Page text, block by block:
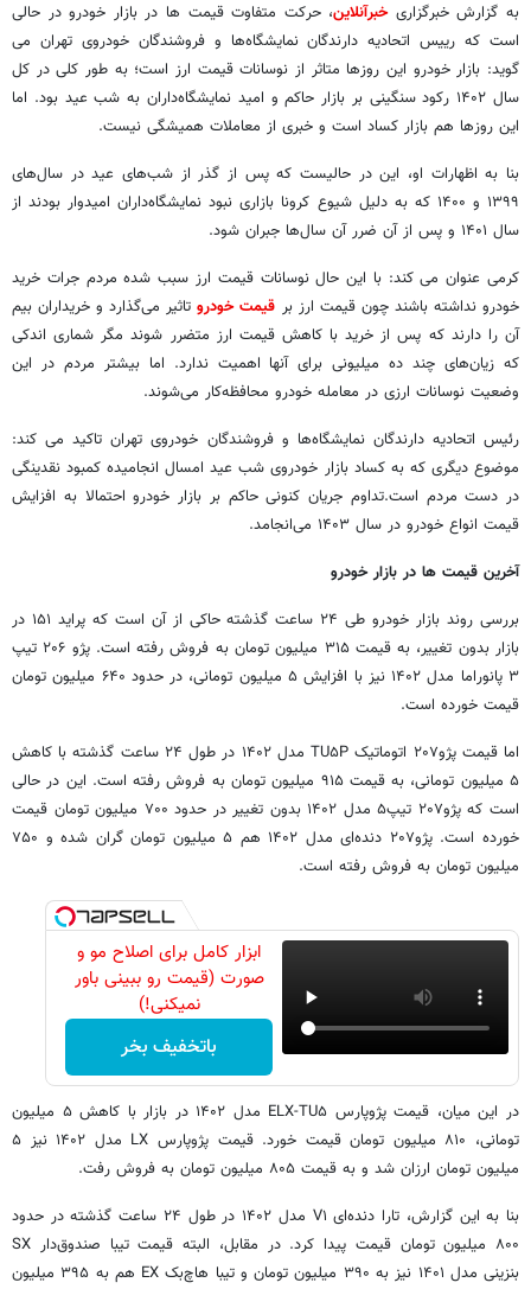
به گزارش خبرگزاریخبرآنلاین، حرکت متفاوت قیمت ها در بازار خودرو در حالی
است که رییس اتحادیه دارندگان نمایشگاه‌ها و فروشندگان خودروی تهران می
گوید: بازار خودرو این روزها متاثر از نوسانات قیمت ارز است؛ به طور کلی در کل
سال ۱۴۰۲ رکود سنگینی بر بازار حاکم و امید نمایشگاه‌داران به شب عید بود. اما
این روزها هم بازار کساد است و خبری از معاملات همیشگی نیست.
بنا به اظهارات او، این در حالیست که پس از گذر از شب‌های عید در سال‌های
۱۳۹۹ و ۱۴۰۰ که به دلیل شیوع کرونا بازاری نبود نمایشگاه‌داران امیدوار بودند از
سال ۱۴۰۱ و پس از آن ضرر آن سال‌ها جبران شود.
کرمی عنوان می کند: با این حال نوسانات قیمت ارز سبب شده مردم جرات خرید
خودرو نداشته باشند چون قیمت ارز بر قیمت خودروتاثیر می‌گذارد و خریداران بیم
آن را دارند که پس از خرید با کاهش قیمت ارز متضرر شوند مگر شماری اندکی
که زیان‌های چند ده میلیونی برای آنها اهمیت ندارد. اما بیشتر مردم در این
وضعیت نوسانات ارزی در معامله خودرو محافظه‌کار می‌شوند.
رئیس اتحادیه دارندگان نمایشگاه‌ها و فروشندگان خودروی تهران تاکید می کند:
موضوع دیگری که به کساد بازار خودروی شب عید امسال انجامیده کمبود نقدینگی
در دست مردم است.تداوم جریان کنونی حاکم بر بازار خودرو احتمالا به افزایش
قیمت انواع خودرو در سال ۱۴۰۳ می‌انجامد.
آخرین قیمت ها در بازار خودرو
بررسی روند بازار خودرو طی ۲۴ ساعت گذشته حاکی از آن است که پراید ۱۵۱ در
بازار بدون تغییر، به قیمت ۳۱۵ میلیون تومان به فروش رفته است. پژو ۲۰۶ تیپ
۳ پانوراما مدل ۱۴۰۲ نیز با افزایش ۵ میلیون تومانی، در حدود ۶۴۰ میلیون تومان
قیمت خورده است.
اما قیمت پژو۲۰۷ اتوماتیک TU۵P مدل ۱۴۰۲ در طول ۲۴ ساعت گذشته با کاهش
۵ میلیون تومانی، به قیمت ۹۱۵ میلیون تومان به فروش رفته است. این در حالی
است که پژو۲۰۷ تیپ۵ مدل ۱۴۰۲ بدون تغییر در حدود ۷۰۰ میلیون تومان قیمت
خورده است. پژو۲۰۷ دنده‌ای مدل ۱۴۰۲ هم ۵ میلیون تومان گران شده و ۷۵۰
میلیون تومان به فروش رفته است.
ابزار کامل برای اصلاح مو و
صورت (قیمت رو ببینی باور
نمیکنی!)
باتخفیف بخر
در این میان، قیمت پژوپارس ELX-TU۵ مدل ۱۴۰۲ در بازار با کاهش ۵ میلیون
تومانی، ۸۱۰ میلیون تومان قیمت خورد. قیمت پژوپارس LX مدل ۱۴۰۲ نیز ۵
میلیون تومان ارزان شد و به قیمت ۸۰۵ میلیون تومان به فروش رفت.
بنا به این گزارش، تارا دنده‌ای V۱ مدل ۱۴۰۲ در طول ۲۴ ساعت گذشته در حدود
۸۰۰ میلیون تومان قیمت پیدا کرد. در مقابل، البته قیمت تیبا صندوق‌دار SX
بنزینی مدل ۱۴۰۱ نیز به ۳۹۰ میلیون تومان و تیبا هاچ‌بک EX هم به ۳۹۵ میلیون